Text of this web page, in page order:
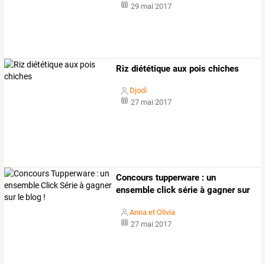
29 mai 2017
Riz diététique aux pois chiches
Djodi
27 mai 2017
Concours tupperware : un
ensemble click série à gagner sur
Anna et Olivia
27 mai 2017